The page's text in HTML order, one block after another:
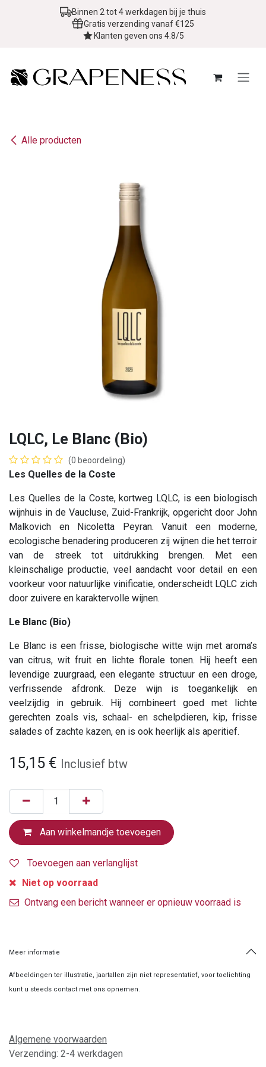
Overslaan naar inhoudBinnen 2 tot 4 werkdagen bij je thuis
Gratis verzending vanaf €125
Klanten geven ons 4.8/5
Alle producten
LQLC, Le Blanc (Bio)
(0 beoordeling)
Les Quelles de la Coste
Les Quelles de la Coste, kortweg LQLC, is een biologisch
wijnhuis in de Vaucluse, Zuid-Frankrijk, opgericht door John
Malkovich en Nicoletta Peyran. Vanuit een moderne,
ecologische benadering produceren zij wijnen die het terroir
van de streek tot uitdrukking brengen. Met een
kleinschalige productie, veel aandacht voor detail en een
voorkeur voor natuurlijke vinificatie, onderscheidt LQLC zich
door zuivere en karaktervolle wijnen.
Le Blanc (Bio)
Le Blanc is een frisse, biologische witte wijn met aroma’s
van citrus, wit fruit en lichte florale tonen. Hij heeft een
levendige zuurgraad, een elegante structuur en een droge,
verfrissende afdronk. Deze wijn is toegankelijk en
veelzijdig in gebruik. Hij combineert goed met lichte
gerechten zoals vis, schaal- en schelpdieren, kip, frisse
salades of zachte kazen, en is ook heerlijk als aperitief.
15,15 € Inclusief btw
Aan winkelmandje toevoegen
Toevoegen aan verlanglijst
Niet op voorraad
Ontvang een bericht wanneer er opnieuw voorraad is
Meer informatie
Afbeeldingen ter illustratie, jaartallen zijn niet representatief, voor toelichting
kunt u steeds contact met ons opnemen.
Algemene voorwaarden
Verzending: 2-4 werkdagen